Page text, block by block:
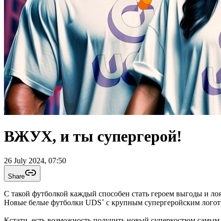
ВЖУХ, и ты супергерой!
26 July 2024, 07:50
Share
С такой футболкой каждый способен стать героем выгоды и
Новые белые футболки UDS˚ с крупным супергеройским